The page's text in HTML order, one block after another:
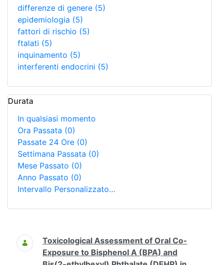
differenze di genere (5)
epidemiologia (5)
fattori di rischio (5)
ftalati (5)
inquinamento (5)
interferenti endocrini (5)
Durata
In qualsiasi momento
Ora Passata (0)
Passate 24 Ore (0)
Settimana Passata (0)
Mese Passato (0)
Anno Passato (0)
Intervallo Personalizzato…
Ricerca
Toxicological Assessment of Oral Co-
Exposure to Bisphenol A (BPA) and